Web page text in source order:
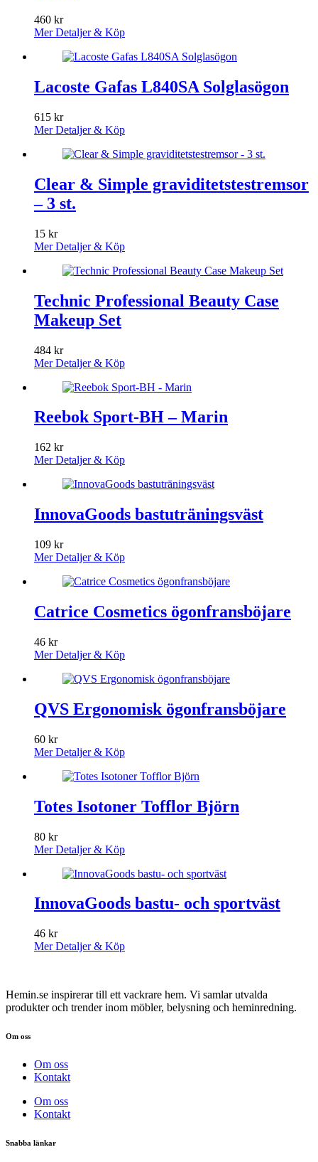
460 kr
Mer Detaljer & Köp
Lacoste Gafas L840SA Solglasögon
615 kr
Mer Detaljer & Köp
Clear & Simple graviditetstestremsor
– 3 st.
15 kr
Mer Detaljer & Köp
Technic Professional Beauty Case
Makeup Set
484 kr
Mer Detaljer & Köp
Reebok Sport-BH – Marin
162 kr
Mer Detaljer & Köp
InnovaGoods bastuträningsväst
109 kr
Mer Detaljer & Köp
Catrice Cosmetics ögonfransböjare
46 kr
Mer Detaljer & Köp
QVS Ergonomisk ögonfransböjare
60 kr
Mer Detaljer & Köp
Totes Isotoner Tofflor Björn
80 kr
Mer Detaljer & Köp
InnovaGoods bastu- och sportväst
46 kr
Mer Detaljer & Köp
Hemin.se inspirerar till ett vackrare hem. Vi samlar utvalda
produkter och trender inom möbler, belysning och heminredning.
Om oss
Om oss
Kontakt
Om oss
Kontakt
Snabba länkar